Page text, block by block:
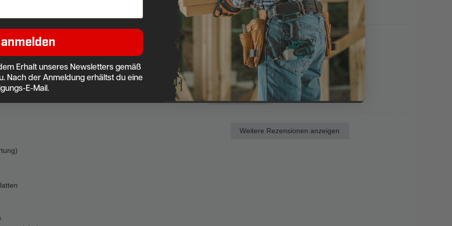
Sabine M. Antwort hinzufügen
Schrauber
Verifizierter Kauf Abmessung / Menge: 5 x 65 - 100 Stück
Sehr schnelle Lieferung, gerne wieder
Unbekannt Antwort hinzufügen
Weitere Rezensionen anzeigen
Erhalt unseres Newsletters gemäß
Nach der Anmeldung erhältst du eine
E-Mail.